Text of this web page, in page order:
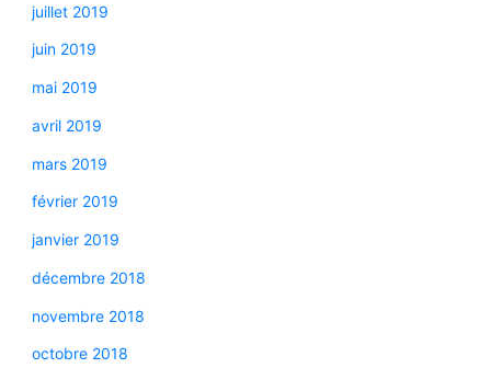
juillet 2019
juin 2019
mai 2019
avril 2019
mars 2019
février 2019
janvier 2019
décembre 2018
novembre 2018
octobre 2018